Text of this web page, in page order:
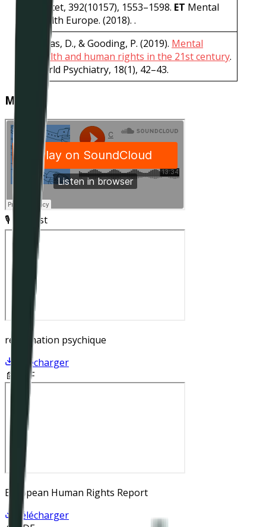
Lancet, 392(10157), 1553–1598. ET Mental
Health Europe. (2018). .
Puras, D., & Gooding, P. (2019). Mental
health and human rights in the 21st century.
World Psychiatry, 18(1), 42–43.
Médias
🎙️ Podcast
réanimation psychique
Télécharger
📄 PDF
European Human Rights Report
Télécharger